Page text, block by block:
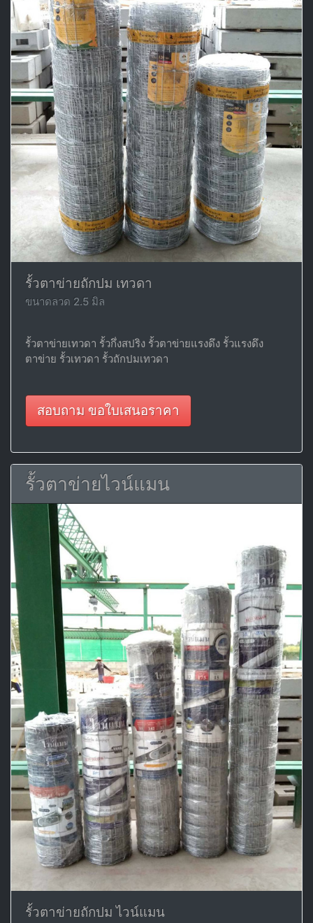
รั้วตาข่ายถักปม เทวดา
ขนาดลวด 2.5 มิล
รั้วตาข่ายเทวดา รั้วกึ่งสปริง รั้วตาข่ายแรงดึง รั้วแรงดึง
ตาข่าย รั้วเทวดา รั้วถักปมเทวดา
สอบถาม ขอใบเสนอราคา
รั้วตาข่ายไวน์แมน
รั้วตาข่ายถักปม ไวน์แมน